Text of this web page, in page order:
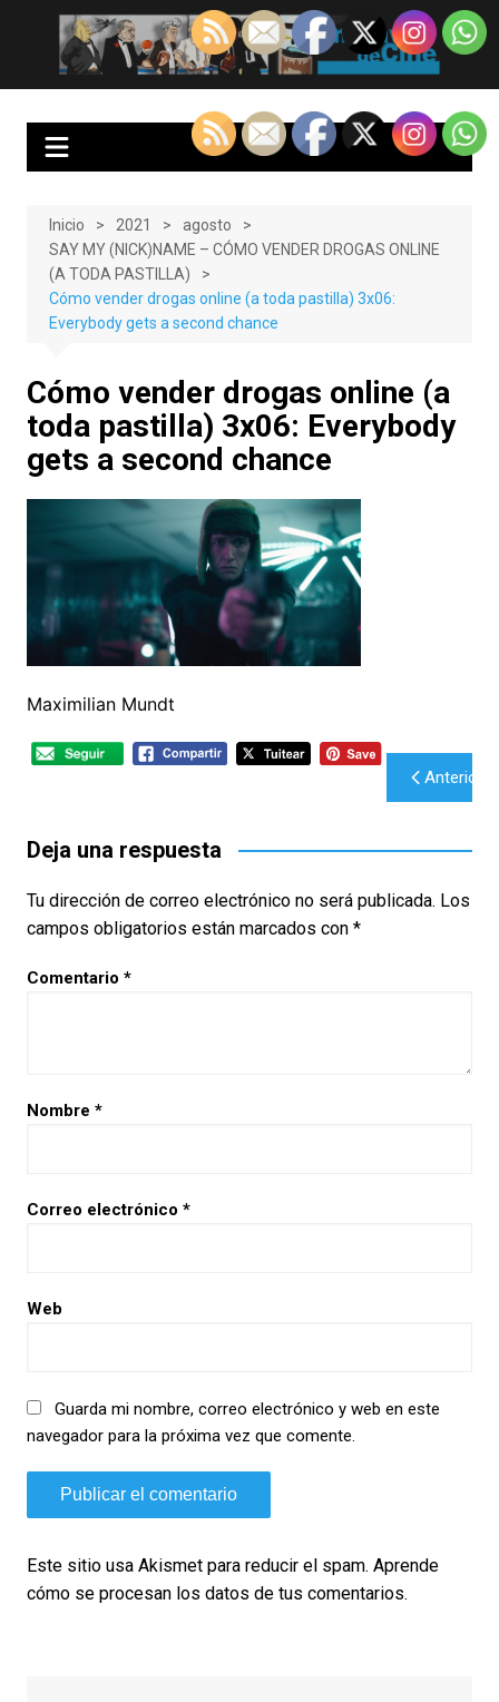
contenido
EnClave de Cine
Crítica cinematográfica y audiovisual. Punto de encuentro para los
Inicio 2021
agosto
SAY MY (NICK)NAME – CÓMO VENDER DROGAS ONLINE
(A TODA PASTILLA)
Cómo vender drogas online (a toda pastilla) 3x06:
Everybody gets a second chance
Cómo vender drogas online (a
toda pastilla) 3x06: Everybody
gets a second chance
Maximilian Mundt
Navegación
entradas
Anterior
Deja una respuesta
Tu dirección de correo electrónico no será publicada. Los
campos obligatorios están marcados con *
Comentario *
Nombre *
Correo electrónico *
Web
Guarda mi nombre, correo electrónico y web en este
navegador para la próxima vez que comente.
Este sitio usa Akismet para reducir el spam. Aprende
cómo se procesan los datos de tus comentarios.